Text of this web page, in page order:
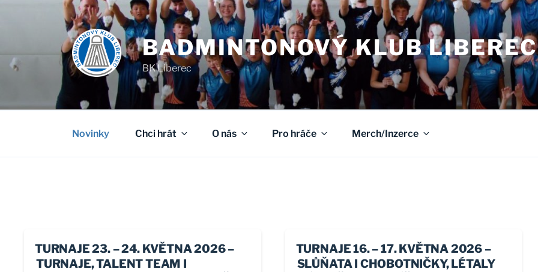
BADMINTONOVÝ KLUB LIBEREC
BK Liberec
Novinky Chci hrát O nás Pro hráče Merch/Inzerce
TURNAJE 23. – 24. KVĚTNA 2026 –
TURNAJE, TALENT TEAM I
TURNAJE 16. – 17. KVĚTNA 2026 –
SLŮŇATA I CHOBOTNIČKY, LÉTALY